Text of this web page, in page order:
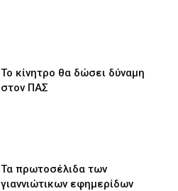
Το κίνητρο θα δώσει δύναμη
στον ΠΑΣ
Τα πρωτοσέλιδα των
γιαννιώτικων εφημερίδων